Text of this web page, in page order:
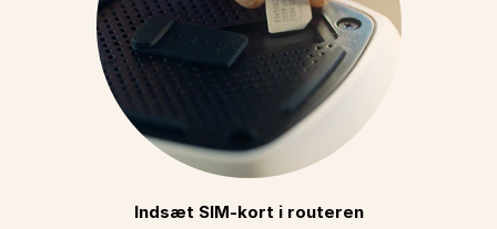
Indsæt SIM-kort i routeren